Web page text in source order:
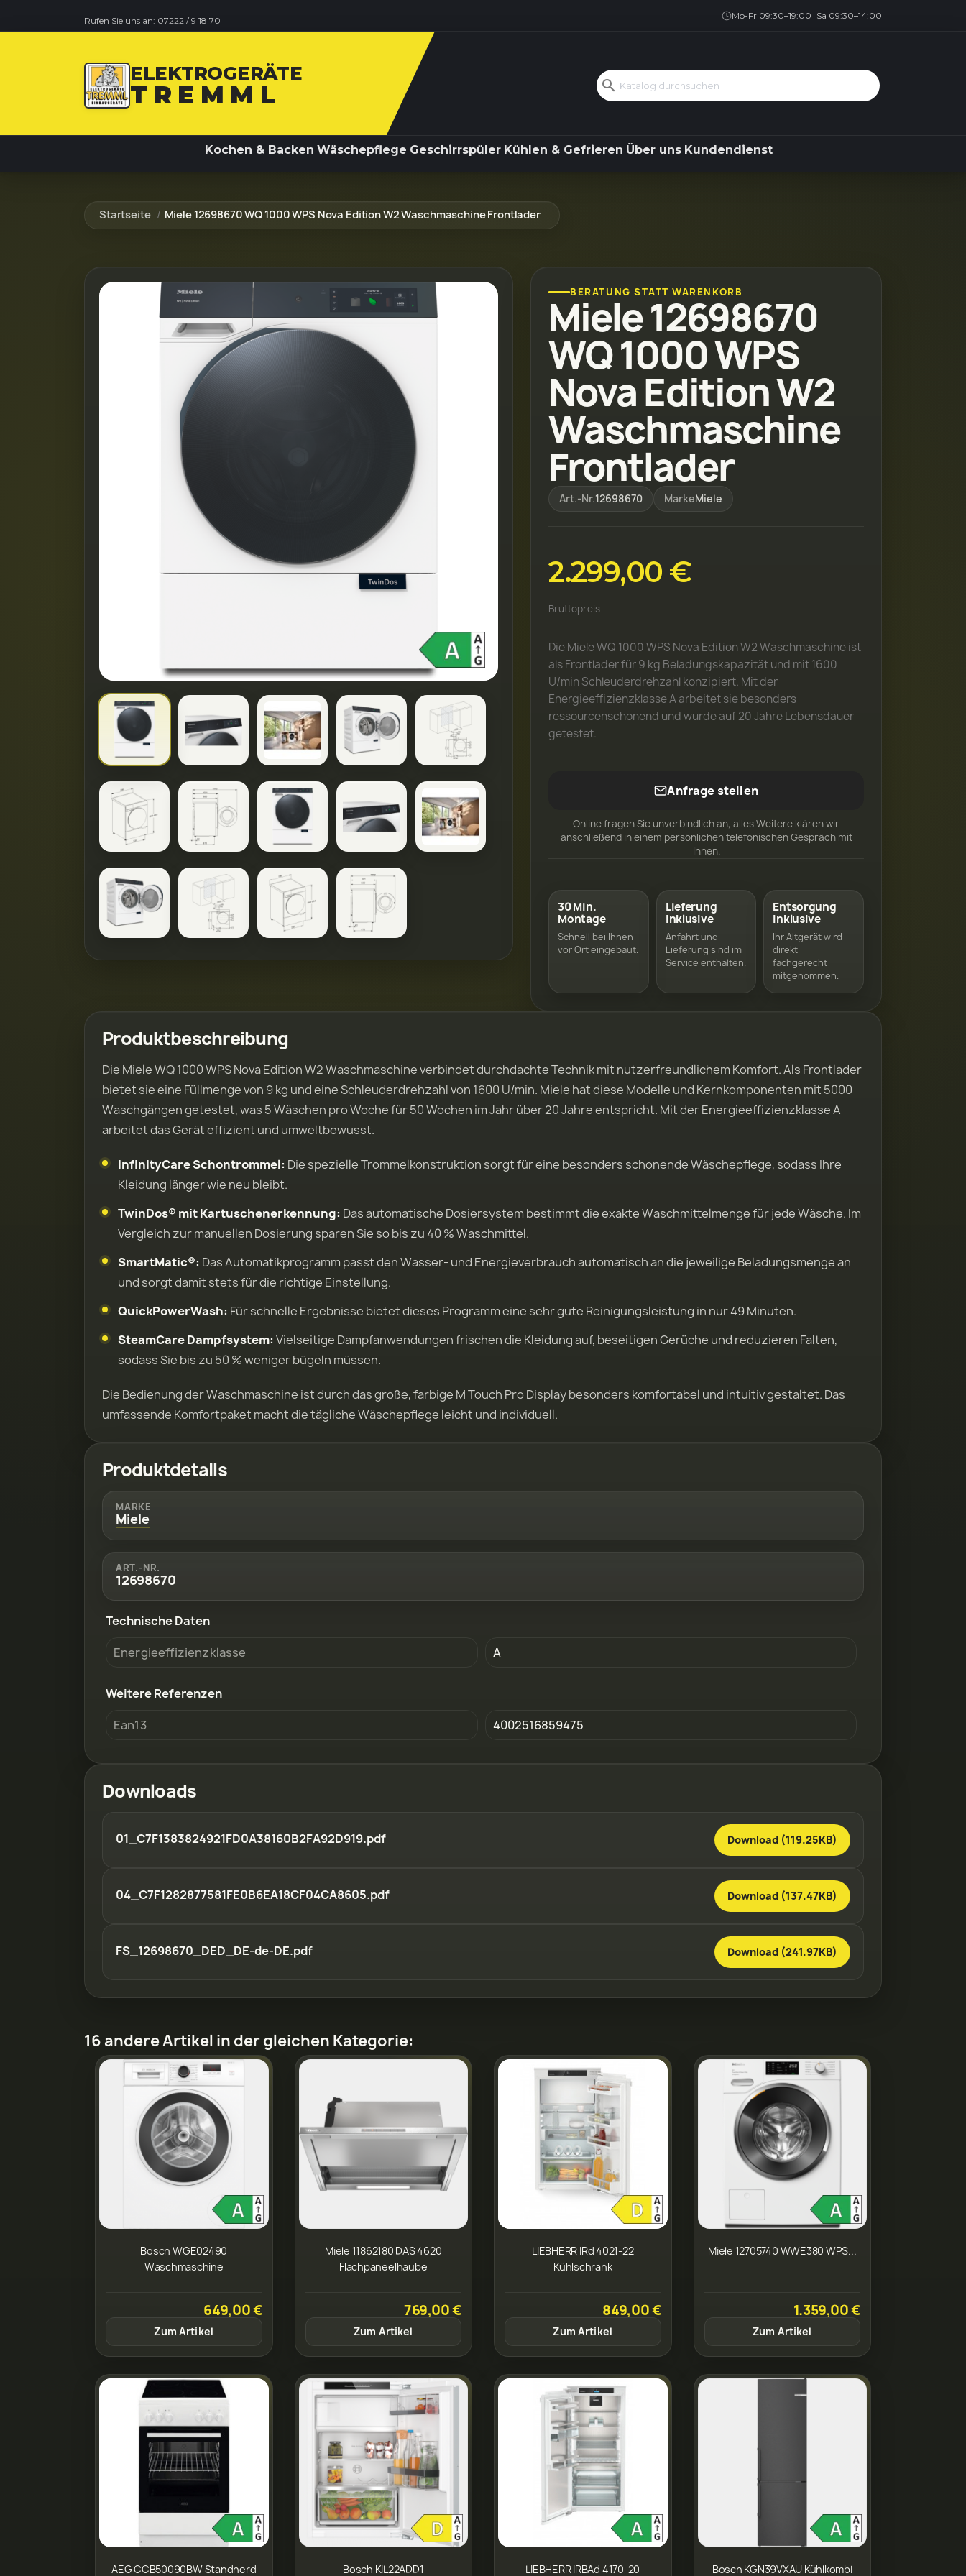
Rufen Sie uns an: 07222 / 9 18 70 Mo-Fr 09:30–19:00 | Sa 09:30–14:00
ELEKTROGERÄTE
TREMML search
Kochen & Backen Wäschepflege Geschirrspüler Kühlen & Gefrieren Über uns Kundendienst
Kühlen & Gefrieren
Startseite Miele 12698670 WQ 1000 WPS Nova Edition W2 Waschmaschine Frontlader
BERATUNG STATT WARENKORB
Miele 12698670
WQ 1000 WPS
Nova Edition W2
Waschmaschine
Frontlader
Art.-Nr.12698670 MarkeMiele
2.299,00 €
Bruttopreis
Die Miele WQ 1000 WPS Nova Edition W2 Waschmaschine ist
als Frontlader für 9 kg Beladungskapazität und mit 1600
U/min Schleuderdrehzahl konzipiert. Mit der
Energieeffizienzklasse A arbeitet sie besonders
ressourcenschonend und wurde auf 20 Jahre Lebensdauer
getestet.
Anfrage stellen
Online fragen Sie unverbindlich an, alles Weitere klären wir
anschließend in einem persönlichen telefonischen Gespräch mit
Ihnen.
30 Min.
Montage
Schnell bei Ihnen
vor Ort eingebaut.
Lieferung
inklusive
Anfahrt und
Lieferung sind im
Service enthalten.
Entsorgung
inklusive
Ihr Altgerät wird
direkt
fachgerecht
mitgenommen.
Produktbeschreibung
Die Miele WQ 1000 WPS Nova Edition W2 Waschmaschine verbindet durchdachte Technik mit nutzerfreundlichem Komfort. Als Frontlader
bietet sie eine Füllmenge von 9 kg und eine Schleuderdrehzahl von 1600 U/min. Miele hat diese Modelle und Kernkomponenten mit 5000
Waschgängen getestet, was 5 Wäschen pro Woche für 50 Wochen im Jahr über 20 Jahre entspricht. Mit der Energieeffizienzklasse A
arbeitet das Gerät effizient und umweltbewusst.
InfinityCare Schontrommel: Die spezielle Trommelkonstruktion sorgt für eine besonders schonende Wäschepflege, sodass Ihre
Kleidung länger wie neu bleibt.
TwinDos® mit Kartuschenerkennung: Das automatische Dosiersystem bestimmt die exakte Waschmittelmenge für jede Wäsche. Im
Vergleich zur manuellen Dosierung sparen Sie so bis zu 40 % Waschmittel.
SmartMatic®: Das Automatikprogramm passt den Wasser- und Energieverbrauch automatisch an die jeweilige Beladungsmenge an
und sorgt damit stets für die richtige Einstellung.
QuickPowerWash: Für schnelle Ergebnisse bietet dieses Programm eine sehr gute Reinigungsleistung in nur 49 Minuten.
SteamCare Dampfsystem: Vielseitige Dampfanwendungen frischen die Kleidung auf, beseitigen Gerüche und reduzieren Falten,
sodass Sie bis zu 50 % weniger bügeln müssen.
Die Bedienung der Waschmaschine ist durch das große, farbige M Touch Pro Display besonders komfortabel und intuitiv gestaltet. Das
umfassende Komfortpaket macht die tägliche Wäschepflege leicht und individuell.
Produktdetails
MARKE
Miele
ART.-NR.
12698670
Technische Daten
Energieeffizienzklasse
A
Weitere Referenzen
Ean13
4002516859475
Downloads
01_C7F1383824921FD0A38160B2FA92D919.pdf Download (119.25KB)
04_C7F1282877581FE0B6EA18CF04CA8605.pdf Download (137.47KB)
FS_12698670_DED_DE-de-DE.pdf Download (241.97KB)
16 andere Artikel in der gleichen Kategorie:
Bosch WGE02490
Waschmaschine
649,00 €
Zum Artikel
Miele 11862180 DAS 4620
Flachpaneelhaube
769,00 €
Zum Artikel
LIEBHERR IRd 4021-22
Kühlschrank
849,00 €
Zum Artikel
Miele 12705740 WWE380 WPS...
1.359,00 €
Zum Artikel
AEG CCB50090BW Standherd Bosch KIL22ADD1 LIEBHERR IRBAd 4170-20 Bosch KGN39VXAU Kühlkombi